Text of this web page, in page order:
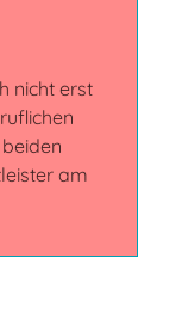
nicht erst
am